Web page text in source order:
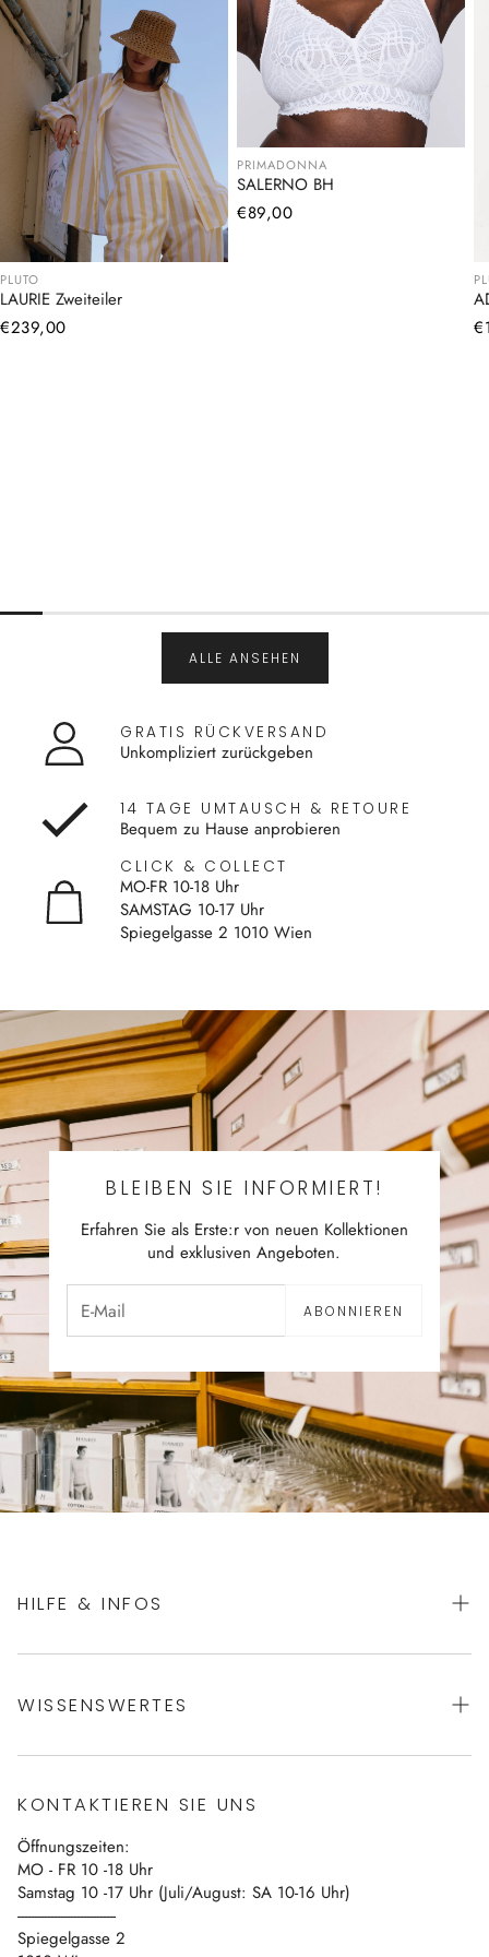
PLUTO
LAURIE Zweiteiler
Normaler
€239,00
PRIMADONNA
SALERNO BH
Normaler
€89,00
ALLE ANSEHEN
GRATIS RÜCKVERSAND
Unkompliziert zurückgeben
14 TAGE UMTAUSCH & RETOURE
Bequem zu Hause anprobieren
CLICK & COLLECT
MO-FR 10-18 Uhr
SAMSTAG 10-17 Uhr
Spiegelgasse 2 1010 Wien
BLEIBEN SIE INFORMIERT!
Erfahren Sie als Erste:r von neuen Kollektionen
und exklusiven Angeboten.
ABONNIEREN
HILFE & INFOS
Datenschutz
Impressum
Vertrag widerrufen
WISSENSWERTES
Blog
Kontakt
KONTAKTIEREN SIE UNS
Öffnungszeiten:
MO - FR 10 -18 Uhr
Samstag 10 -17 Uhr (Juli/August: SA 10-16 Uhr)
------------------------------
Spiegelgasse 2